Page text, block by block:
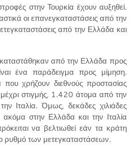
στην Τουρκία έχουν αυξηθεί.
οι επανεγκαταστάσεις από την
από την Ελλάδα και
από την Ελλάδα προς
ένα παράδειγμα προς μίμηση.
χρήζουν διεθνούς προστασίας
στιγμής, 1.420 άτομα από την
Ιταλία. Όμως, δεκάδες χιλιάδες
στην Ελλάδα και την Ιταλία
να βελτιωθεί εάν τα κράτη
ρυθμό των μετεγκαταστάσεων.